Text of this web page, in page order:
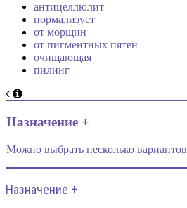
антицеллюлит
нормализует
от морщин
от пигментных пятен
очищающая
пилинг
Назначение +
Можно выбрать несколько вариантов
Назначение +